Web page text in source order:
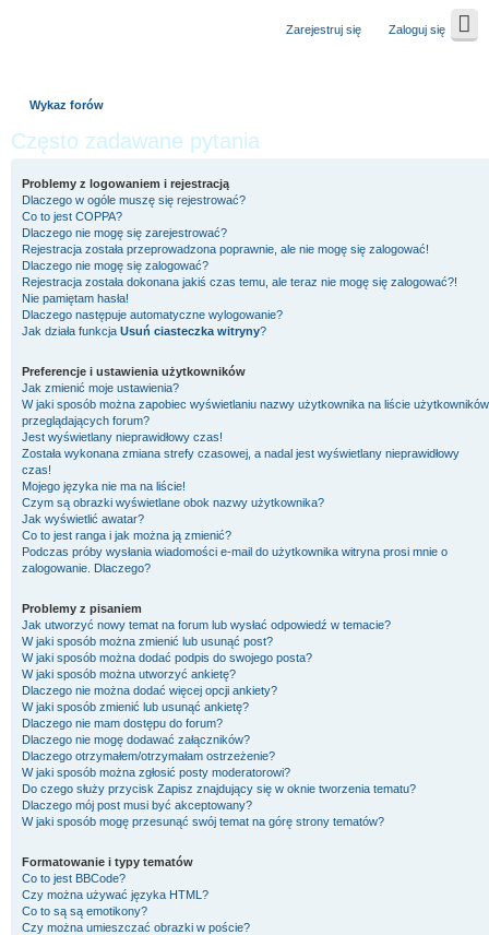
Zaloguj się
Zarejestruj się
Wykaz forów
Często zadawane pytania
Problemy z logowaniem i rejestracją
Dlaczego w ogóle muszę się rejestrować?
Co to jest COPPA?
Dlaczego nie mogę się zarejestrować?
Rejestracja została przeprowadzona poprawnie, ale nie mogę się zalogować!
Dlaczego nie mogę się zalogować?
Rejestracja została dokonana jakiś czas temu, ale teraz nie mogę się zalogować?!
Nie pamiętam hasła!
Dlaczego następuje automatyczne wylogowanie?
Jak działa funkcja Usuń ciasteczka witryny?
Preferencje i ustawienia użytkowników
Jak zmienić moje ustawienia?
W jaki sposób można zapobiec wyświetlaniu nazwy użytkownika na liście użytkowników
przeglądających forum?
Jest wyświetlany nieprawidłowy czas!
Została wykonana zmiana strefy czasowej, a nadal jest wyświetlany nieprawidłowy
czas!
Mojego języka nie ma na liście!
Czym są obrazki wyświetlane obok nazwy użytkownika?
Jak wyświetlić awatar?
Co to jest ranga i jak można ją zmienić?
Podczas próby wysłania wiadomości e-mail do użytkownika witryna prosi mnie o
zalogowanie. Dlaczego?
Problemy z pisaniem
Jak utworzyć nowy temat na forum lub wysłać odpowiedź w temacie?
W jaki sposób można zmienić lub usunąć post?
W jaki sposób można dodać podpis do swojego posta?
W jaki sposób można utworzyć ankietę?
Dlaczego nie można dodać więcej opcji ankiety?
W jaki sposób zmienić lub usunąć ankietę?
Dlaczego nie mam dostępu do forum?
Dlaczego nie mogę dodawać załączników?
Dlaczego otrzymałem/otrzymałam ostrzeżenie?
W jaki sposób można zgłosić posty moderatorowi?
Do czego służy przycisk Zapisz znajdujący się w oknie tworzenia tematu?
Dlaczego mój post musi być akceptowany?
W jaki sposób mogę przesunąć swój temat na górę strony tematów?
Formatowanie i typy tematów
Co to jest BBCode?
Czy można używać języka HTML?
Co to są są emotikony?
Czy można umieszczać obrazki w poście?